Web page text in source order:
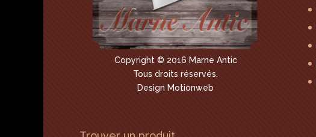
Copyright © 2016 Marne Antic
Tous droits réservés.
Design Motionweb